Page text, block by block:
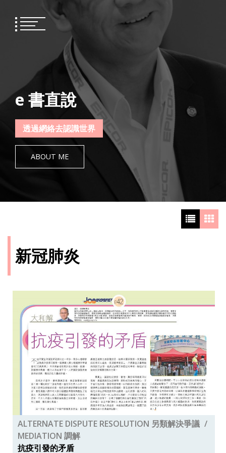
content
e 書直說
透過網絡去認識世界
ABOUT ME
新冠肺炎
ALTERNATE DISPUTE RESOLUTION 另類解決爭議
MEDIATION 調解
抗疫引發的矛盾